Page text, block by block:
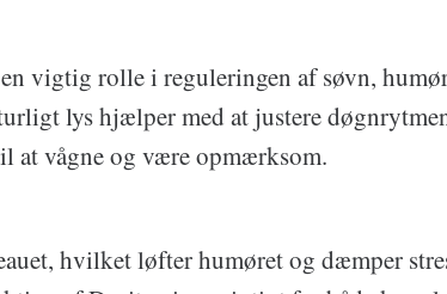
vigtig rolle i reguleringen af søvn,
lys hjælper med at justere
at vågne og være opmærksom.
hvilket løfter humøret og dæmper